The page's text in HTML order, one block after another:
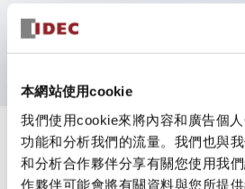
本網站使用cookie
我們使用cookie來將內容和廣告個
功能和分析我們的流量。我們也與
和分析合作夥伴分享有關您使用我
作夥伴可能會將有關資料與您所提
附鎖選擇開關採用高安全性的彈子
防護結構為IP65（IEC60529）
規格